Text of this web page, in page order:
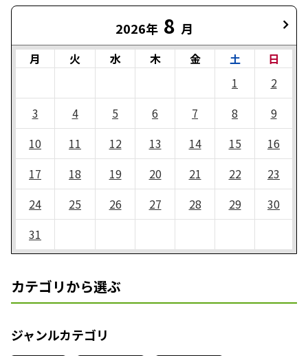
2026年 8 月
月 火 水 木 金 土
日
1
2
3
4 5 6 7 8
9
10
11 12 13 14 15
16
17
18 19 20 21 22
23
24
25 26 27 28 29
30
31
カテゴリから選ぶ
ジャンルカテゴリ